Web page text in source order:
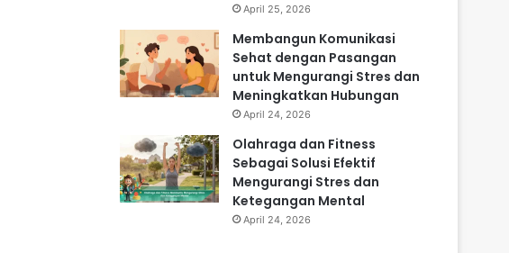
April 25, 2026
Membangun Komunikasi
Sehat dengan Pasangan
untuk Mengurangi Stres dan
Meningkatkan Hubungan
April 24, 2026
Olahraga dan Fitness
Sebagai Solusi Efektif
Mengurangi Stres dan
Ketegangan Mental
April 24, 2026